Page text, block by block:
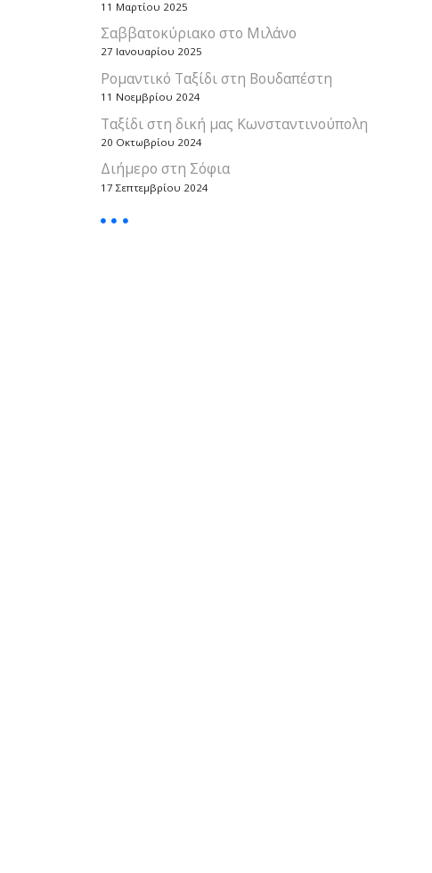
11 Μαρτίου 2025
Σαββατοκύριακο στο Μιλάνο
27 Ιανουαρίου 2025
Ρομαντικό Ταξίδι στη Βουδαπέστη
11 Νοεμβρίου 2024
Ταξίδι στη δική μας Κωνσταντινούπολη
20 Οκτωβρίου 2024
Διήμερο στη Σόφια
17 Σεπτεμβρίου 2024